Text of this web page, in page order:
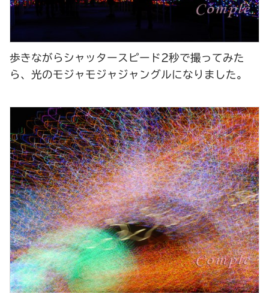
歩きながらシャッタースピード2秒で撮ってみた
ら、光のモジャモジャジャングルになりました。